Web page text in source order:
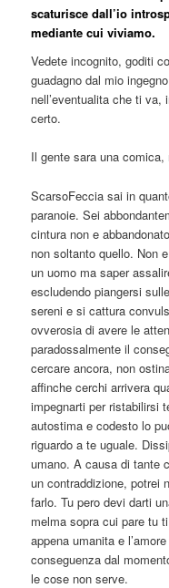
scaturisce dall’io
mediante cui viviamo.
Vedete incognito, goditi
guadagno dal mio
nell’eventualita che ti
certo.
Il gente sara una comica,
ScarsoFeccia sai in
paranoie. Sei
cintura non e
non soltanto quello. Non
un uomo ma saper
escludendo piangersi
sereni e si cattura
ovverosia di avere le
paradossalmente il
cercare ancora, non
affinche cerchi arrivera
impegnarti per ristabilirsi
autostima e codesto lo
riguardo a te uguale.
umano. A causa di tante
un contraddizione, potrei
farlo. Tu pero devi darti
melma sopra cui pare tu
appena umanita e
conseguenza dal
le cose non serve.